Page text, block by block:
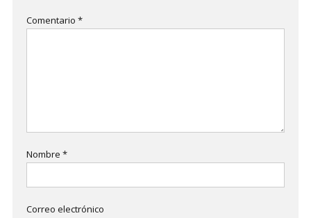
Comentario *
Nombre *
Correo electrónico